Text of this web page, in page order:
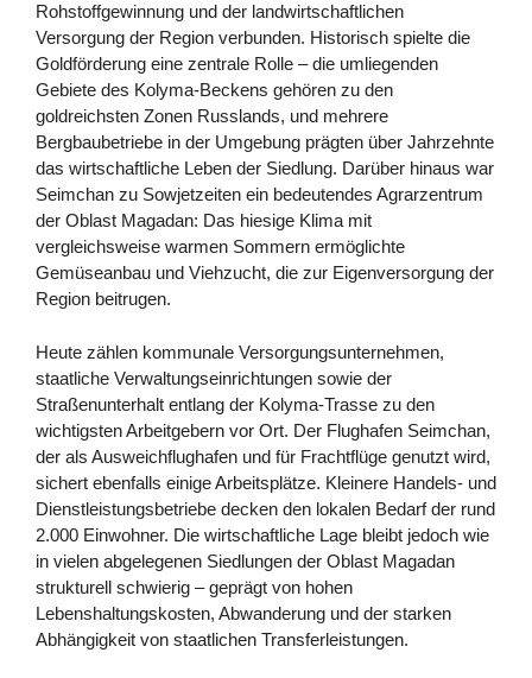
Rohstoffgewinnung und der landwirtschaftlichen
Versorgung der Region verbunden. Historisch spielte die
Goldförderung eine zentrale Rolle – die umliegenden
Gebiete des Kolyma-Beckens gehören zu den
goldreichsten Zonen Russlands, und mehrere
Bergbaubetriebe in der Umgebung prägten über Jahrzehnte
das wirtschaftliche Leben der Siedlung. Darüber hinaus war
Seimchan zu Sowjetzeiten ein bedeutendes Agrarzentrum
der Oblast Magadan: Das hiesige Klima mit
vergleichsweise warmen Sommern ermöglichte
Gemüseanbau und Viehzucht, die zur Eigenversorgung der
Region beitrugen.
Heute zählen kommunale Versorgungsunternehmen,
staatliche Verwaltungseinrichtungen sowie der
Straßenunterhalt entlang der Kolyma-Trasse zu den
wichtigsten Arbeitgebern vor Ort. Der Flughafen Seimchan,
der als Ausweichflughafen und für Frachtflüge genutzt wird,
sichert ebenfalls einige Arbeitsplätze. Kleinere Handels- und
Dienstleistungsbetriebe decken den lokalen Bedarf der rund
2.000 Einwohner. Die wirtschaftliche Lage bleibt jedoch wie
in vielen abgelegenen Siedlungen der Oblast Magadan
strukturell schwierig – geprägt von hohen
Lebenshaltungskosten, Abwanderung und der starken
Abhängigkeit von staatlichen Transferleistungen.